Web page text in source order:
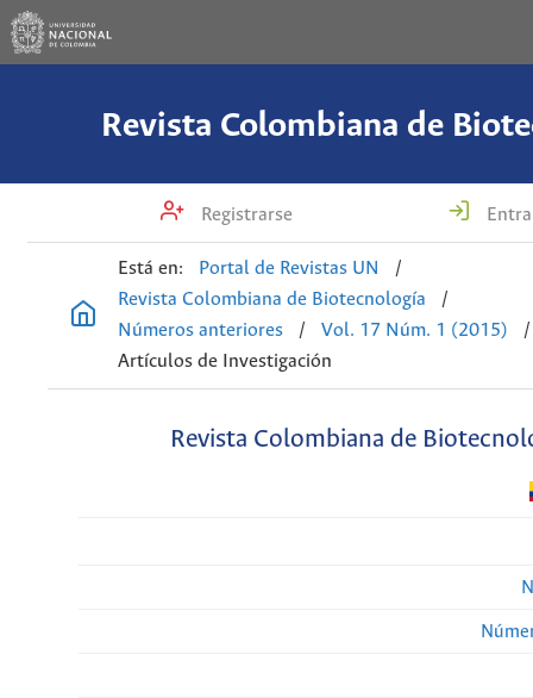
Revista Colombiana de
Registrarse
Está en: Portal de Revistas UN
/
Revista Colombiana de Biotecnología
/
Números anteriores
/ Vol. 17 Núm. 1 (2015)
/
Artículos de Investigación
Revista Colombiana de